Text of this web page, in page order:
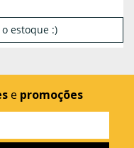
estoque :)
e promoções